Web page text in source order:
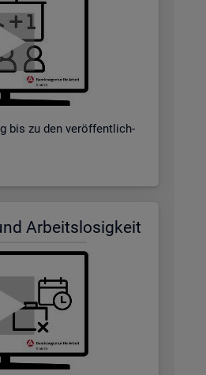
bis zu den ver­öf­fent­lich­
Ar­beits­lo­sig­keit